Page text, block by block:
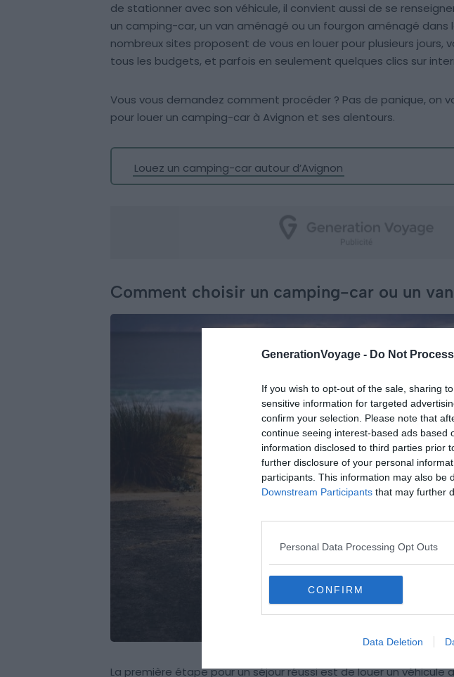
GenerationVoyage - Do Not
If you wish to opt-out of the sale, sharing
sensitive information for targeted
confirm your selection. Please note that
continue seeing interest-based ads based
information disclosed to third parties prior
further disclosure of your personal
participants. This information may also be
Downstream Participants that may further
Personal Data Processing Opt Outs
CONFIRM
Data Deletion
de stationner avec son véhicule, il convient aussi de se
un camping-car, un van aménagé ou un fourgon aménagé dans
nombreux sites proposent de vous en louer pour plusieurs jours,
tous les budgets, et parfois en seulement quelques clics sur
Vous vous demandez comment procéder ? Pas de panique, on
pour louer un camping-car à Avignon et ses alentours.
Louez un camping-car autour d’Avignon
Comment choisir un camping-car ou un
La première étape pour un séjour réussi est de louer un véhicule